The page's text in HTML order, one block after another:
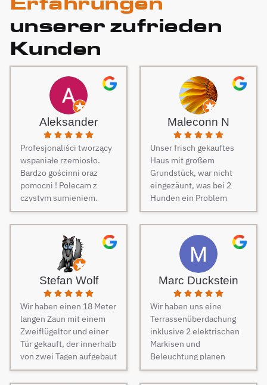
unserer zufrieden
Kunden
Aleksander
Profesjonaliści tworzący
wspaniałe rzemiosło.
Bardzo gościnni oraz
pomocni ! Polecam z
czystym sumieniem.
Maleconn N
Unser frisch gekauftes
Haus mit großem
Grundstück, war nicht
eingezäunt, was bei 2
Hunden ein Problem
darstellt. Daher musste
dringend und schnell ein
Zaun her. Auf Empfehlung
von Freunden haben wir
unseren Zaun bei Berg
Zäune beauftragt und es
keine Sekunde bereut.
Dieser Tipp war wirklich
Gold wert! Von Angebot
bis zur Fertigstellung des
Zauns, verlief alles
absolut reibungslos. Alle
Fragen wurden im
Vorfeld schnell
Stefan Wolf
Wir haben einen 18 Meter
langen Zaun mit einem
Zweiflügeltor und einer
Tür gekauft, der innerhalb
von zwei Tagen aufgebaut
wurde. Am dritten Tag
kamen die Elektriker, um
Marc Duckstein
Wir haben uns eine
Terrassenüberdachung
inklusive 2 elektrischen
Markisen und
Beleuchtung planen
lassen. Es war vom
ersten Kontakt bis zur